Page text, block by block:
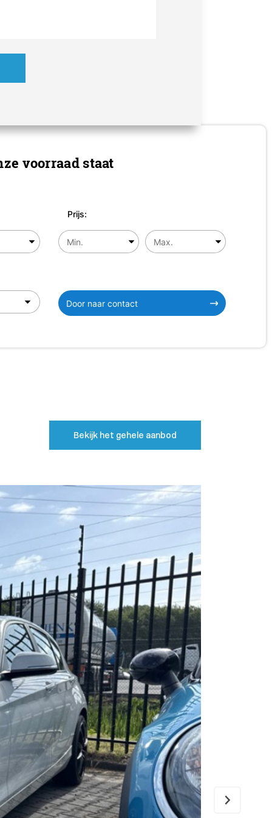
voorraad staat
Prijs:
Door naar contact
Bekijk het gehele aanbod